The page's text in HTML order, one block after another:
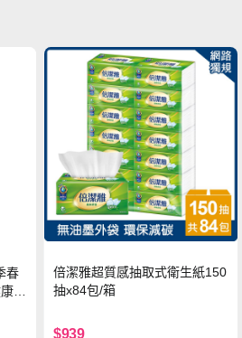
春
認
倍潔雅超質感抽取式衛生紙150
抽x84包/箱
$939